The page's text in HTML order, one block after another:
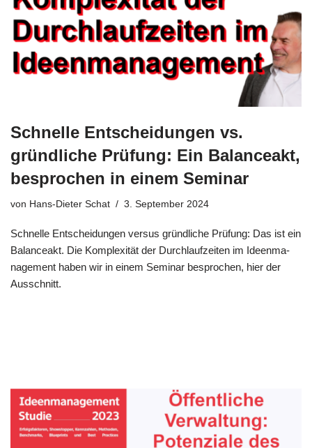
Schnelle Entscheidungen vs.
gründliche Prüfung: Ein Balanceakt,
besprochen in einem Seminar
von Hans-Dieter Schat 3. September 2024
Schnel­le Ent­schei­dun­gen ver­sus gründ­li­che Prü­fung: Das ist ein
Balan­ce­akt. Die Kom­ple­xi­tät der Durch­lauf­zei­ten im Ideen­ma­
nage­ment haben wir in einem Semi­nar bespro­chen, hier der
Ausschnitt.